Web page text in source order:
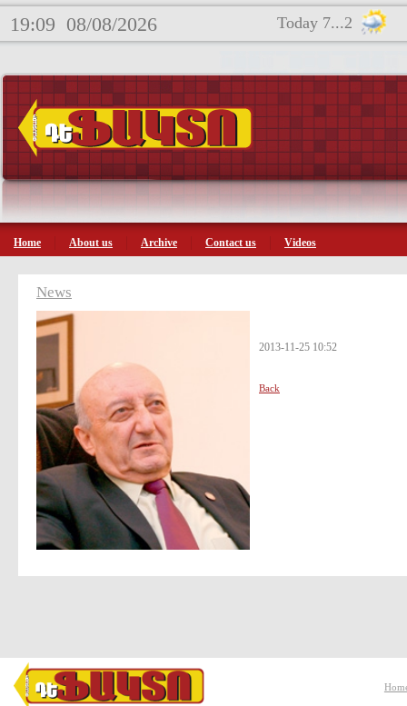
19:09 08/08/2026 Today 7...2
Home About us Archive Contact us Videos
News
2013-11-25 10:52
Back